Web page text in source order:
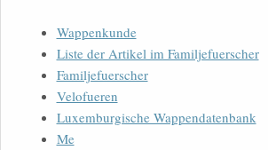
Wappenkunde
Liste der Artikel im Familjefuerscher
Familjefuerscher
Velofueren
Luxemburgische Wappendatenbank
Me